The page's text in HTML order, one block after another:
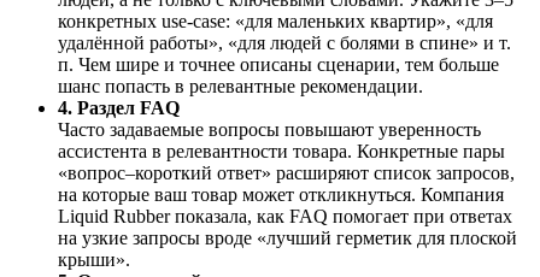
конкретных use‑case: «для маленьких квартир», «для
удалённой работы», «для людей с болями в спине» и т.
п. Чем шире и точнее описаны сценарии, тем больше
шанс попасть в релевантные рекомендации.
4. Раздел FAQ
Часто задаваемые вопросы повышают уверенность
ассистента в релевантности товара. Конкретные пары
«вопрос–короткий ответ» расширяют список запросов,
на которые ваш товар может откликнуться. Компания
Liquid Rubber показала, как FAQ помогает при ответах
на узкие запросы вроде «лучший герметик для плоской
крыши».